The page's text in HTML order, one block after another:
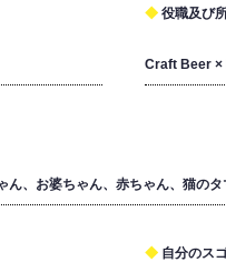
役職及び
Craft Beer
ん、お婆ちゃん、赤ちゃん、猫の
自分のス